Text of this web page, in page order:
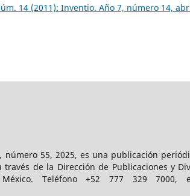
14 (2011): Inventio. Año 7, número 14,
número 55, 2025, es una publicación
de la Dirección de Publicaciones y
México. Teléfono +52 777 329